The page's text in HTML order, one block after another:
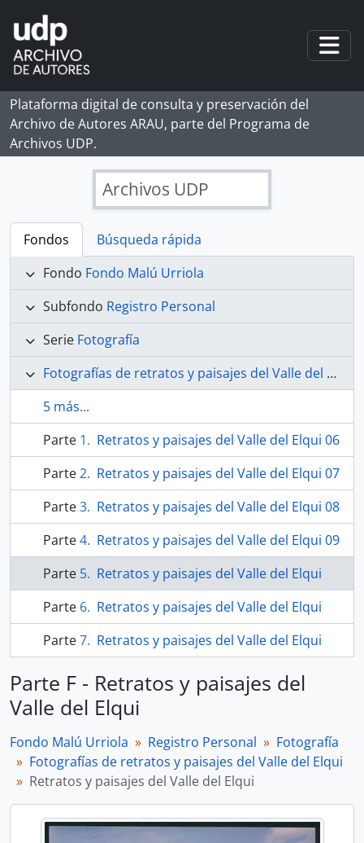
Skip to main content
Plataforma digital de consulta y preservación del
Archivo de Autores ARAU, parte del Programa de
Archivos UDP.
Archivos UDP
Fondos
Búsqueda rápida
Fondo Fondo Malú Urriola
Subfondo Registro Personal
Serie Fotografía
Fotografías de retratos y paisajes del Valle del Elqui
5 más...
Parte
Retratos y paisajes del Valle del Elqui 06
Parte
Retratos y paisajes del Valle del Elqui 07
Parte
Retratos y paisajes del Valle del Elqui 08
Parte
Retratos y paisajes del Valle del Elqui 09
Parte
Retratos y paisajes del Valle del Elqui
Parte
Retratos y paisajes del Valle del Elqui
Parte
Retratos y paisajes del Valle del Elqui
Parte F - Retratos y paisajes del
Valle del Elqui
Fondo Malú Urriola Registro Personal
Fotografía
Fotografías de retratos y paisajes del Valle del Elqui
Retratos y paisajes del Valle del Elqui